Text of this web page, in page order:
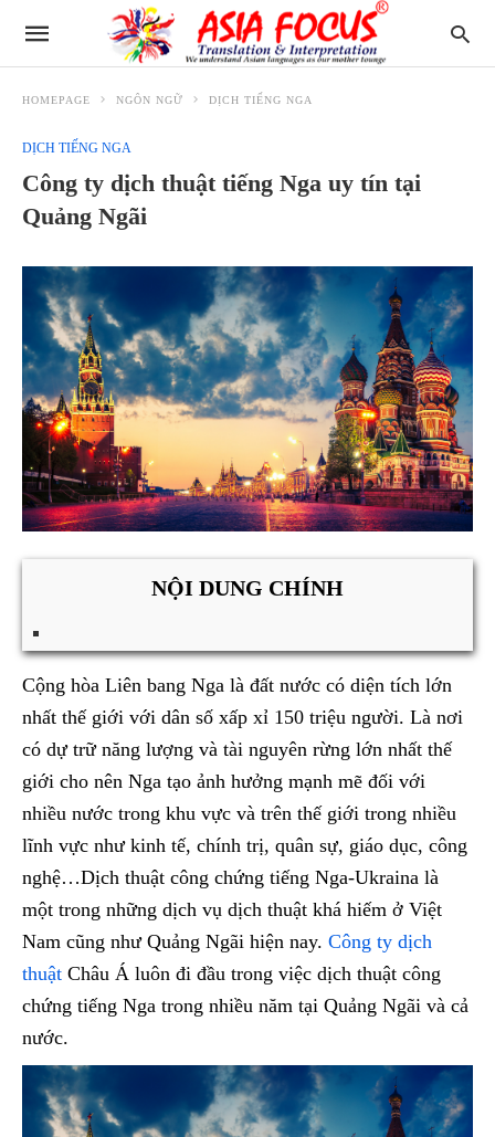
HOMEPAGE NGÔN NGỮ DỊCH TIẾNG NGA
DỊCH TIẾNG NGA
Công ty dịch thuật tiếng Nga uy tín tại
Quảng Ngãi
NỘI DUNG CHÍNH
Cộng hòa Liên bang Nga là đất nước có diện tích lớn
nhất thế giới với dân số xấp xỉ 150 triệu người. Là nơi
có dự trữ năng lượng và tài nguyên rừng lớn nhất thế
giới cho nên Nga tạo ảnh hưởng mạnh mẽ đối với
nhiều nước trong khu vực và trên thế giới trong nhiều
lĩnh vực như kinh tế, chính trị, quân sự, giáo dục, công
nghệ…Dịch thuật công chứng tiếng Nga-Ukraina là
một trong những dịch vụ dịch thuật khá hiếm ở Việt
Nam cũng như Quảng Ngãi hiện nay. Công ty dịch
thuật Châu Á luôn đi đầu trong việc dịch thuật công
chứng tiếng Nga trong nhiều năm tại Quảng Ngãi và cả
nước.